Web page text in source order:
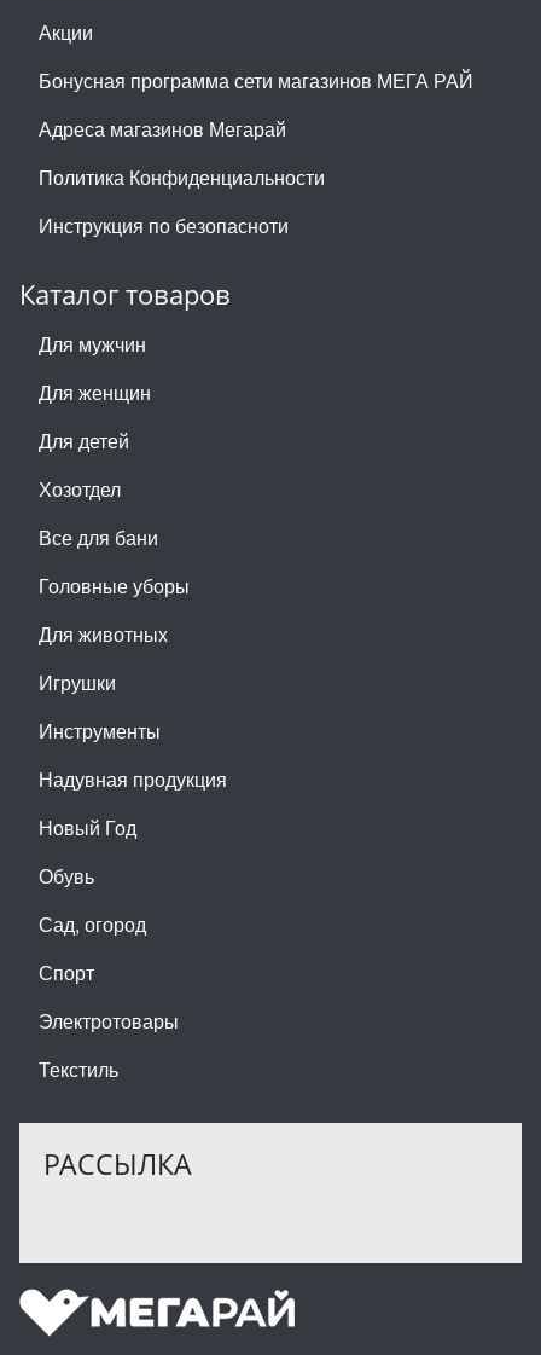
Акции
Бонусная программа сети магазинов МЕГА РАЙ
Адреса магазинов Мегарай
Политика Конфиденциальности
Инструкция по безопасноти
Каталог товаров
Для мужчин
Для женщин
Для детей
Хозотдел
Все для бани
Головные уборы
Для животных
Игрушки
Инструменты
Надувная продукция
Новый Год
Обувь
Сад, огород
Спорт
Электротовары
Текстиль
РАССЫЛКА